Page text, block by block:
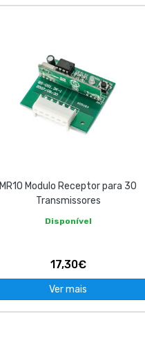
MR10 Modulo Receptor para 30
Transmissores
Disponível
17,30€
Ver mais